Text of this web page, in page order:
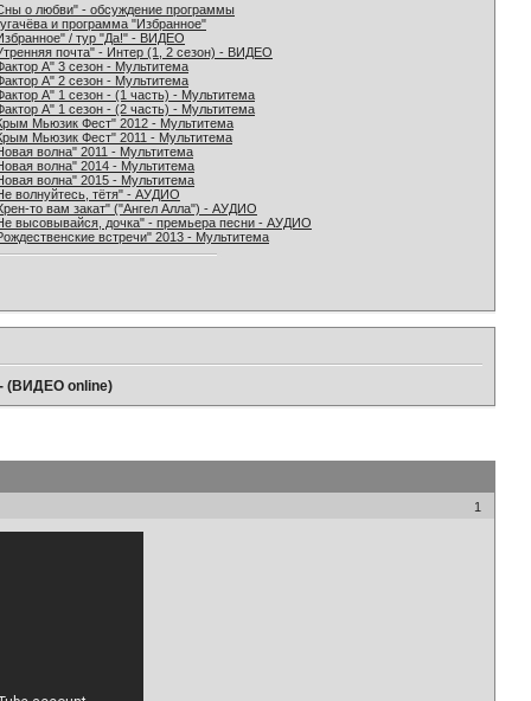
о любви" - обсуждение программы
и программа "Избранное"
/ тур "Да!" - ВИДЕО
почта" - Интер (1, 2 сезон) - ВИДЕО
А" 3 сезон - Мультитема
А" 2 сезон - Мультитема
А" 1 сезон - (1 часть) - Мультитема
А" 1 сезон - (2 часть) - Мультитема
Мьюзик Фест" 2012 - Мультитема
Мьюзик Фест" 2011 - Мультитема
волна" 2011 - Мультитема
волна" 2014 - Мультитема
волна" 2015 - Мультитема
волнуйтесь, тётя" - АУДИО
то вам закат" ("Ангел Алла") - АУДИО
высовывайся, дочка" - премьера песни - АУДИО
встречи" 2013 - Мультитема
- (ВИДЕО online)
1